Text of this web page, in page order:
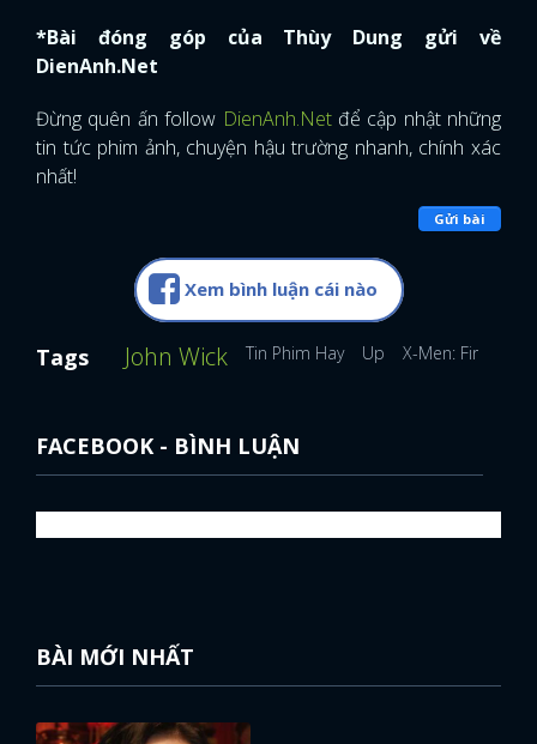
*Bài đóng góp của Thùy Dung gửi về
DienAnh.Net
Đừng quên ấn follow DienAnh.Net để cập nhật những
tin tức phim ảnh, chuyện hậu trường nhanh, chính xác
nhất!
Gửi bài
Xem bình luận cái nào
Tags John Wick Tin Phim Hay Up X-Men: First Class
FACEBOOK - BÌNH LUẬN
BÀI MỚI NHẤT